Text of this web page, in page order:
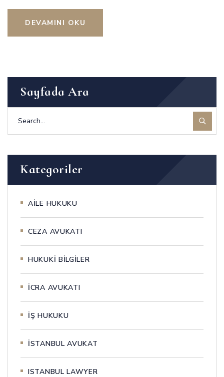
DEVAMINI OKU
Sayfada Ara
Kategoriler
AİLE HUKUKU
CEZA AVUKATI
HUKUKİ BİLGİLER
İCRA AVUKATI
İŞ HUKUKU
İSTANBUL AVUKAT
ISTANBUL LAWYER